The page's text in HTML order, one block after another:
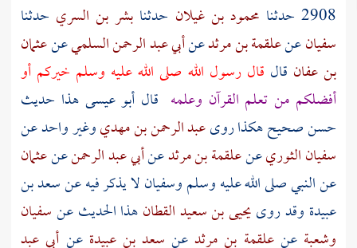
2908 حدثنا محمود بن غيلان حدثنا بشر بن السري حدثنا
سفيانعنعلقمة بن مرثدعنأبي عبد الرحمن السلميعنعثمان
بن عفان قال قال رسول الله صلى الله عليه وسلم خيركم أو
أفضلكم من تعلم القرآن وعلمه قال أبو عيسى هذا حديث
حسن صحيح هكذا روىعبد الرحمن بن مهديوغير واحد عن
سفيان الثوريعنعلقمة بن مرثدعنأبي عبد الرحمنعنعثمان
عن النبي صلى الله عليه وسلموسفيانلا يذكر فيه عنسعد بن
عبيدة وقد روىيحيى بن سعيد القطانهذا الحديث عنسفيان
وشعبةعنعلقمة بن مرثد عن سعد بن عبيدةعن أبي عبد